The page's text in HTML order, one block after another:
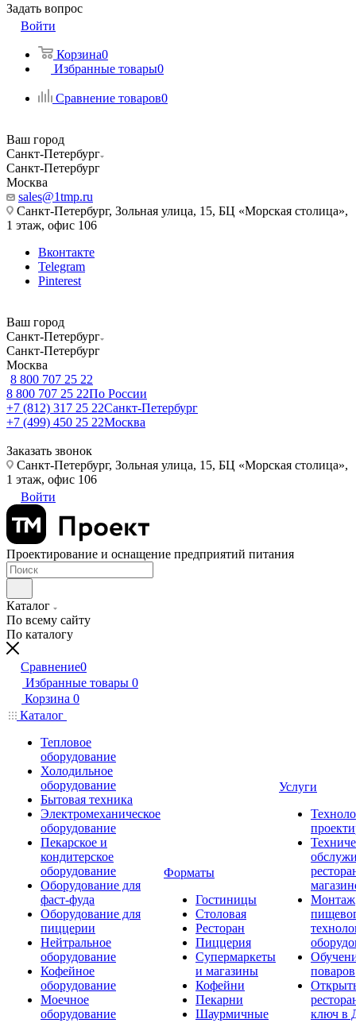
Задать вопрос
Войти
Корзина0
Избранные товары0
Сравнение товаров0
Ваш город
Санкт-Петербург
Санкт-Петербург
Москва
sales@1tmp.ru
Санкт-Петербург, Зольная улица, 15, БЦ «Морская столица»,
1 этаж, офис 106
Вконтакте
Telegram
Pinterest
Ваш город
Санкт-Петербург
Санкт-Петербург
Москва
8 800 707 25 22
8 800 707 25 22По России
+7 (812) 317 25 22Санкт-Петербург
+7 (499) 450 25 22Москва
Заказать звонок
Санкт-Петербург, Зольная улица, 15, БЦ «Морская столица»,
1 этаж, офис 106
Войти
Проектирование и оснащение предприятий питания
Каталог
По всему сайту
По каталогу
Сравнение0
Избранные товары 0
Корзина 0
Каталог
Тепловое
оборудование
Холодильное
оборудование
Бытовая техника
Электромеханическое
оборудование
Пекарское и
кондитерское
оборудование
Оборудование для
фаст-фуда
Оборудование для
пиццерии
Нейтральное
оборудование
Кофейное
оборудование
Моечное
оборудование
Форматы
Гостиницы
Столовая
Ресторан
Пиццерия
Супермаркеты
и магазины
Кофейни
Пекарни
Шаурмичные
Услуги
Монтаж
поваров
ключ в